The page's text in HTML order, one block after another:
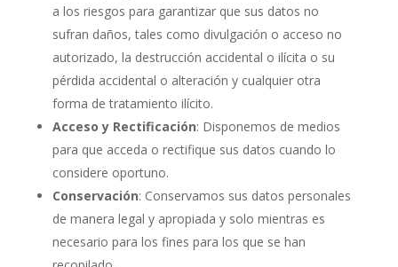
a los riesgos para garantizar que sus datos no
sufran daños, tales como divulgación o acceso no
autorizado, la destrucción accidental o ilícita o su
pérdida accidental o alteración y cualquier otra
forma de tratamiento ilícito.
Acceso y Rectificación: Disponemos de medios
para que acceda o rectifique sus datos cuando lo
considere oportuno.
Conservación: Conservamos sus datos personales
de manera legal y apropiada y solo mientras es
necesario para los fines para los que se han